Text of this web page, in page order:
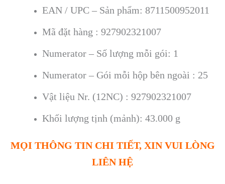
EAN / UPC – Sản phẩm: 8711500952011
Mã đặt hàng : 927902321007
Numerator – Số lượng mỗi gói: 1
Numerator – Gói mỗi hộp bên ngoài : 25
Vật liệu Nr. (12NC) : 927902321007
Khối lượng tịnh (mảnh): 43.000 g
MỌI THÔNG TIN CHI TIẾT, XIN VUI LÒNG
LIÊN HỆ